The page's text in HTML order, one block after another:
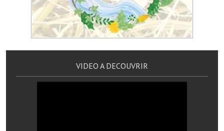
Services publics communaux
Démarches administratives
Urbanisme
VIDEO A DECOUVRIR